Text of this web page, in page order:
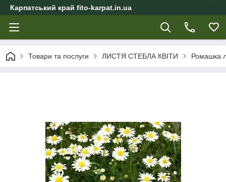
Карпатський край fito-karpat.in.ua
Товари та послуги ЛИСТЯ СТЕБЛА КВІТИ Ромашка